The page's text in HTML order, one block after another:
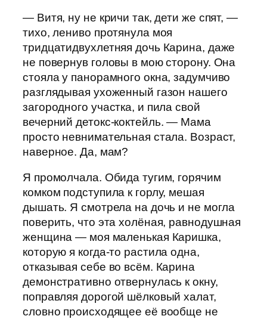
— Витя, ну не кричи так, дети же спят, —
тихо, лениво протянула моя
тридцатидвухлетняя дочь Карина, даже
не повернув головы в мою сторону. Она
стояла у панорамного окна, задумчиво
разглядывая ухоженный газон нашего
загородного участка, и пила свой
вечерний детокс-коктейль. — Мама
просто невнимательная стала. Возраст,
наверное. Да, мам?
Я промолчала. Обида тугим, горячим
комком подступила к горлу, мешая
дышать. Я смотрела на дочь и не могла
поверить, что эта холёная, равнодушная
женщина — моя маленькая Каришка,
которую я когда-то растила одна,
отказывая себе во всём. Карина
демонстративно отвернулась к окну,
поправляя дорогой шёлковый халат,
словно происходящее её вообще не